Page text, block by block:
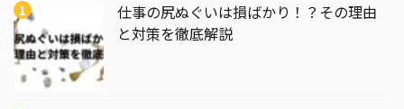
仕事の尻ぬぐいは損ばかり！？その理由
と対策を徹底解説